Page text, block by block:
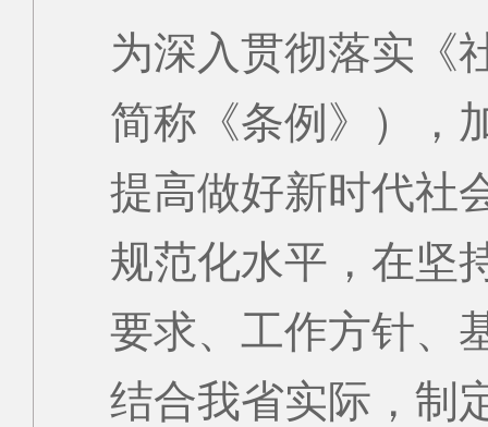
为深入贯彻落实《
简称《条例》），
提高做好新时代社
规范化水平，在坚
要求、工作方针、
结合我省实际，制